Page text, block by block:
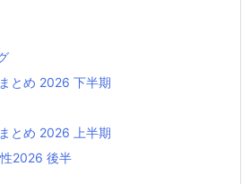
とめ 2026 下半期
とめ 2026 上半期
2026 後半